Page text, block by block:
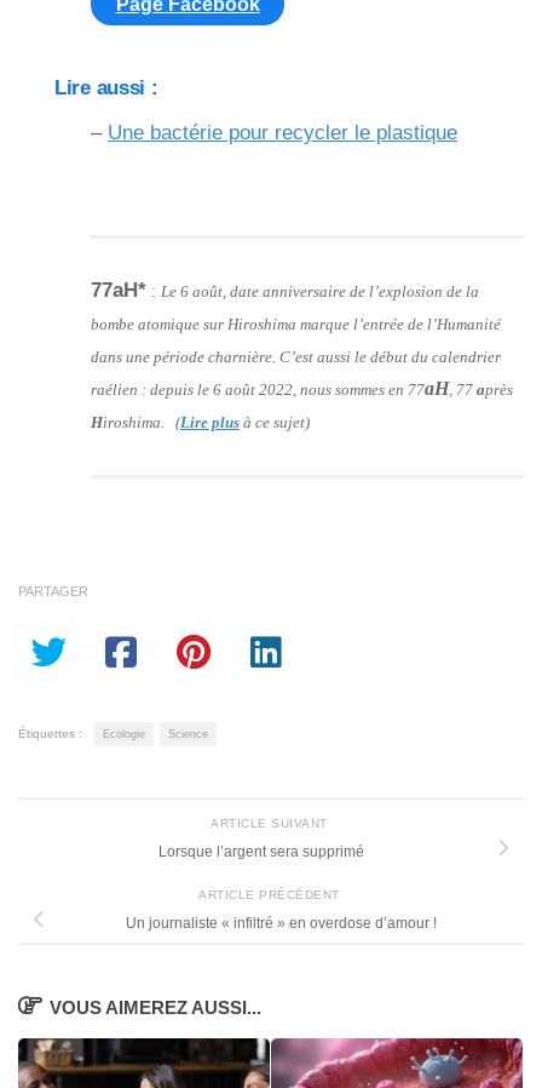
Page Facebook
Lire aussi :
– Une bactérie pour recycler le plastique
77aH* : Le 6 août, date anniversaire de l’explosion de la
bombe atomique sur Hiroshima marque l’entrée de l’Humanité
dans une période charnière. C’est aussi le début du calendrier
raélien : depuis le 6 août 2022, nous sommes en 77aH, 77 après
Hiroshima. (Lire plus à ce sujet)
PARTAGER
Étiquettes : Ecologie Science
ARTICLE SUIVANT
Lorsque l’argent sera supprimé
ARTICLE PRÉCÉDENT
Un journaliste « infiltré » en overdose d’amour !
VOUS AIMEREZ AUSSI...